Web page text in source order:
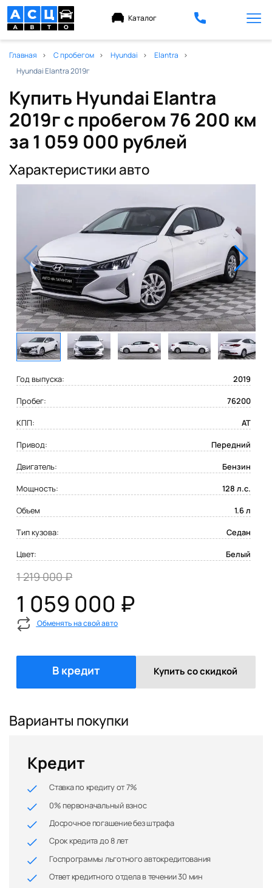
Каталог
Главная С пробегом Hyundai
Elantra
Hyundai Elantra 2019г
Купить Hyundai Elantra
2019г с пробегом 76 200 км
за 1 059 000 рублей
Характеристики авто
Год выпуска:
2019
Пробег:
76200
КПП:
AT
Привод:
Передний
Двигатель:
Бензин
Мощность:
128 л.с.
Объем
1.6 л
Тип кузова:
Седан
Цвет:
Белый
1 219 000 ₽
1 059 000 ₽
Обменять на свой авто
В кредит Купить со скидкой
Варианты покупки
Кредит
Ставка по кредиту от 7%
0% первоначальный взнос
Досрочное погашение без штрафа
Срок кредита до 8 лет
Госпрограммы льготного автокредитования
Ответ кредитного отдела в течении 30 мин